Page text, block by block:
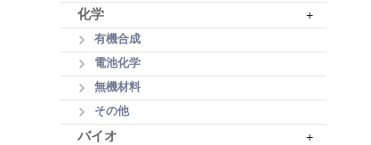
化学 +
有機合成
電池化学
無機材料
その他
バイオ +